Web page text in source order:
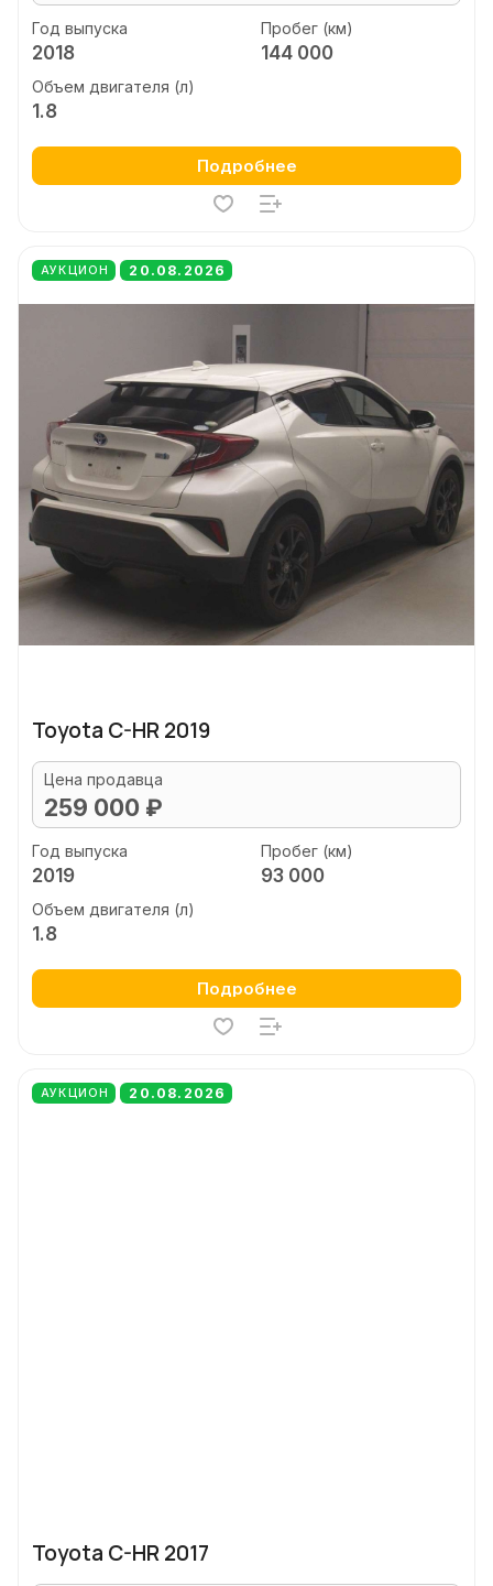
Год выпуска
2018
Пробег (км)
144 000
Объем двигателя (л)
1.8
Подробнее
АУКЦИОН 20.08.2026
Toyota C-HR 2019
Цена продавца
259 000 ₽
Год выпуска
2019
Пробег (км)
93 000
Объем двигателя (л)
1.8
Подробнее
АУКЦИОН 20.08.2026
Toyota C-HR 2017